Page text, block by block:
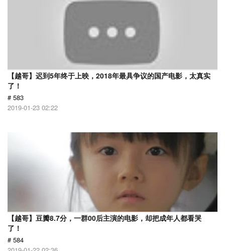
【越哥】迟到5年终于上映，2018年最具争议的国产电影，太真实
了！
# 583
2019-01-23 02:22
【越哥】豆瓣8.7分，一群00后主演的电影，却把成年人都看哭
了！
# 584